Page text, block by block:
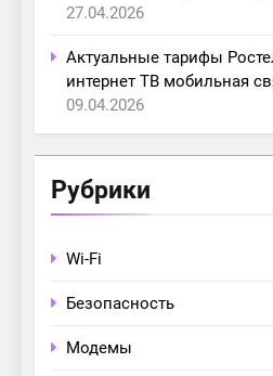
27.04.2026
Актуальные тарифы
интернет ТВ мобильная
09.04.2026
Рубрики
Wi-Fi
Безопасность
Модемы